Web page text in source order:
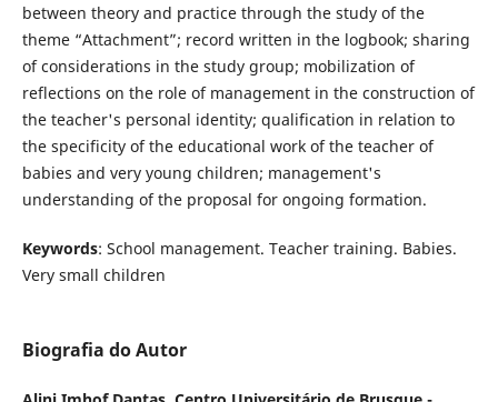
between theory and practice through the study of the
theme “Attachment”; record written in the logbook; sharing
of considerations in the study group; mobilization of
reflections on the role of management in the construction of
the teacher's personal identity; qualification in relation to
the specificity of the educational work of the teacher of
babies and very young children; management's
understanding of the proposal for ongoing formation.
Keywords: School management. Teacher training. Babies.
Very small children
Biografia do Autor